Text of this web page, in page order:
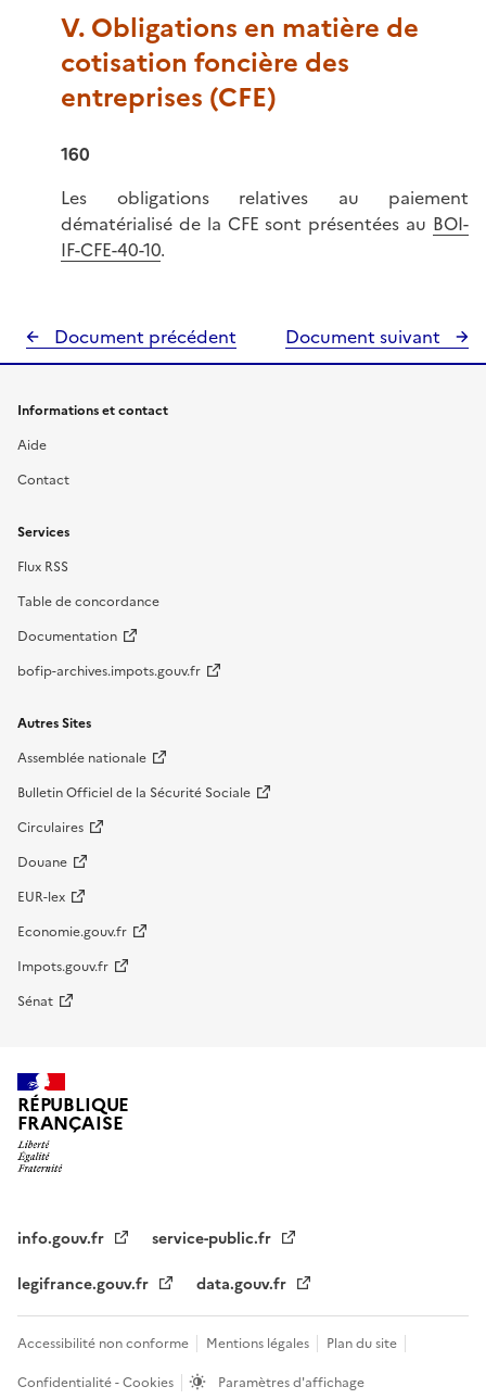
V. Obligations en matière de
cotisation foncière des
entreprises (CFE)
160
Les obligations relatives au paiement
dématérialisé de la CFE sont présentées au BOI-
IF-CFE-40-10.
Document précédent Document suivant
Informations et contact
Aide
Contact
Services
Flux RSS
Table de concordance
Documentation
bofip-archives.impots.gouv.fr
Autres Sites
Assemblée nationale
Bulletin Officiel de la Sécurité Sociale
Circulaires
Douane
EUR-lex
Economie.gouv.fr
Impots.gouv.fr
Sénat
RÉPUBLIQUE
FRANÇAISE
info.gouv.fr
service-public.fr
legifrance.gouv.fr
data.gouv.fr
Accessibilité non conforme Mentions légales
Plan du site
Confidentialité - Cookies
Paramètres d'affichage